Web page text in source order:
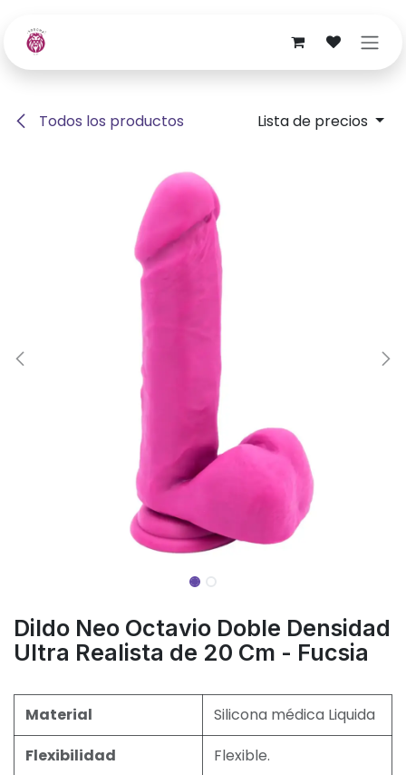
Todos los productos Lista de precios
Dildo Neo Octavio Doble Densidad
Ultra Realista de 20 Cm - Fucsia
Material
Silicona médica Liquida
Flexibilidad
Flexible.